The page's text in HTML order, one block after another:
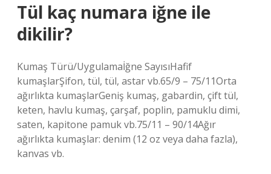
Tül kaç numara iğne ile
dikilir?
Kumaş Türü/Uygulamaİğne SayısıHafif
kumaşlarŞifon, tül, tül, astar vb.65/9 – 75/11Orta
ağırlıkta kumaşlarGeniş kumaş, gabardin, çift tül,
keten, havlu kumaş, çarşaf, poplin, pamuklu dimi,
saten, kapitone pamuk vb.75/11 – 90/14Ağır
ağırlıkta kumaşlar: denim (12 oz veya daha fazla),
kanvas vb.